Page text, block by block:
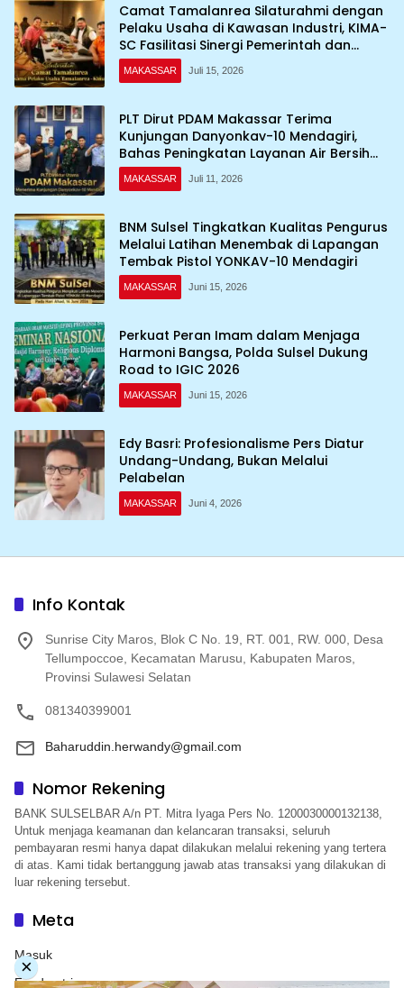
Camat Tamalanrea Silaturahmi dengan
Pelaku Usaha di Kawasan Industri, KIMA-
SC Fasilitasi Sinergi Pemerintah dan
Dunia Usaha
MAKASSAR Juli 15, 2026
PLT Dirut PDAM Makassar Terima
Kunjungan Danyonkav-10 Mendagiri,
Bahas Peningkatan Layanan Air Bersih
Asrama
MAKASSAR Juli 11, 2026
BNM Sulsel Tingkatkan Kualitas Pengurus
Melalui Latihan Menembak di Lapangan
Tembak Pistol YONKAV-10 Mendagiri
MAKASSAR Juni 15, 2026
Perkuat Peran Imam dalam Menjaga
Harmoni Bangsa, Polda Sulsel Dukung
Road to IGIC 2026
MAKASSAR Juni 15, 2026
Edy Basri: Profesionalisme Pers Diatur
Undang-Undang, Bukan Melalui
Pelabelan
MAKASSAR Juni 4, 2026
Info Kontak
Sunrise City Maros, Blok C No. 19, RT. 001, RW. 000, Desa
Tellumpoccoe, Kecamatan Marusu, Kabupaten Maros,
Provinsi Sulawesi Selatan
081340399001
Baharuddin.herwandy@gmail.com
Nomor Rekening
BANK SULSELBAR A/n PT. Mitra Iyaga Pers No. 1200030000132138,
Untuk menjaga keamanan dan kelancaran transaksi, seluruh
pembayaran resmi hanya dapat dilakukan melalui rekening yang tertera
di atas. Kami tidak bertanggung jawab atas transaksi yang dilakukan di
luar rekening tersebut.
Meta
Masuk
Feed entri
×